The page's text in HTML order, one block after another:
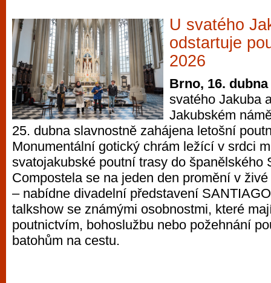
U svatého
odstartuje
2026
Brno, 16. dubna
svatého Jakuba
Jakubském
25. dubna slavnostně zahájena letošní
Monumentální gotický chrám ležící v srdci
svatojakubské poutní trasy do španělského
Compostela se na jeden den promění v
– nabídne divadelní představení
talkshow se známými osobnostmi, které
poutnictvím, bohoslužbu nebo požehnání
batohům na cestu.